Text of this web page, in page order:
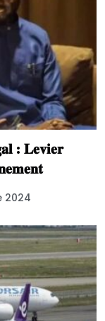
: 𝐋𝐞𝐯𝐢𝐞𝐫
2024